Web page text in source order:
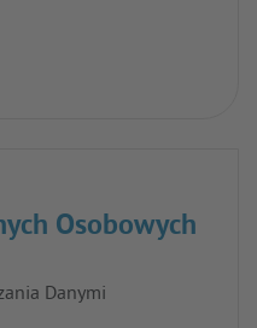
Osobowych
Danymi